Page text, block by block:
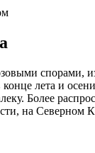
спорами,
лета и
Более
на Северном